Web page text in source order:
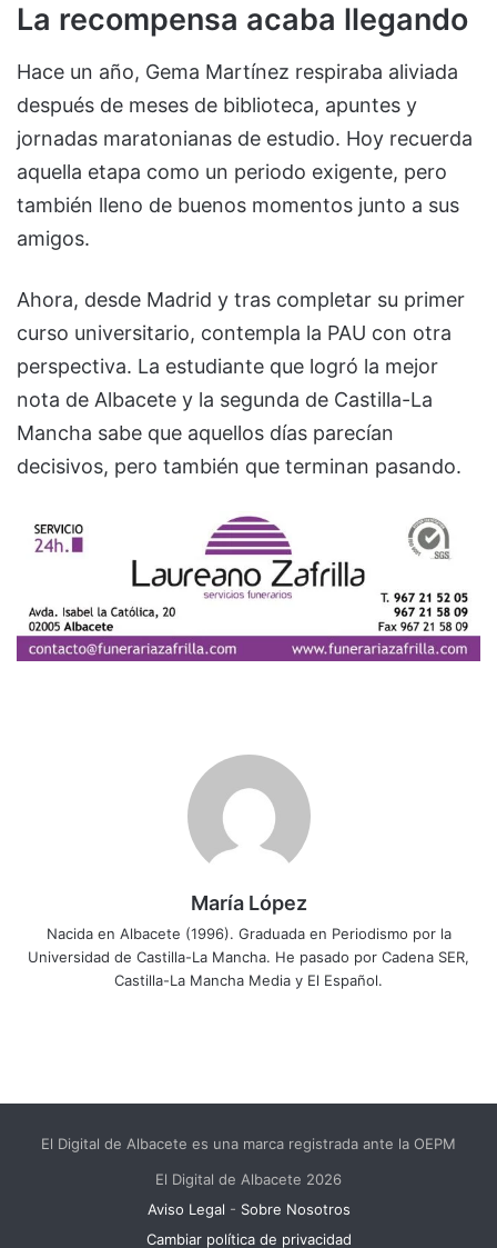
La recompensa acaba llegando
Hace un año, Gema Martínez respiraba aliviada
después de meses de biblioteca, apuntes y
jornadas maratonianas de estudio. Hoy recuerda
aquella etapa como un periodo exigente, pero
también lleno de buenos momentos junto a sus
amigos.
Ahora, desde Madrid y tras completar su primer
curso universitario, contempla la PAU con otra
perspectiva. La estudiante que logró la mejor
nota de Albacete y la segunda de Castilla-La
Mancha sabe que aquellos días parecían
decisivos, pero también que terminan pasando.
María López
Nacida en Albacete (1996). Graduada en Periodismo por la
Universidad de Castilla-La Mancha. He pasado por Cadena SER,
Castilla-La Mancha Media y El Español.
El Digital de Albacete es una marca registrada ante la OEPM
El Digital de Albacete 2026
Aviso Legal - Sobre Nosotros
Cambiar política de privacidad